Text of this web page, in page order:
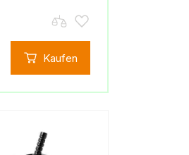
Kaufen